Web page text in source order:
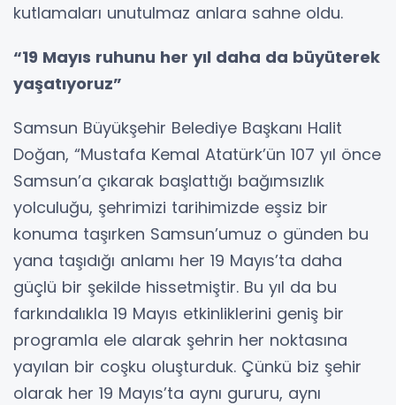
kutlamaları unutulmaz anlara sahne oldu.
“19 Mayıs ruhunu her yıl daha da büyüterek
yaşatıyoruz”
Samsun Büyükşehir Belediye Başkanı Halit
Doğan, “Mustafa Kemal Atatürk’ün 107 yıl önce
Samsun’a çıkarak başlattığı bağımsızlık
yolculuğu, şehrimizi tarihimizde eşsiz bir
konuma taşırken Samsun’umuz o günden bu
yana taşıdığı anlamı her 19 Mayıs’ta daha
güçlü bir şekilde hissetmiştir. Bu yıl da bu
farkındalıkla 19 Mayıs etkinliklerini geniş bir
programla ele alarak şehrin her noktasına
yayılan bir coşku oluşturduk. Çünkü biz şehir
olarak her 19 Mayıs’ta aynı gururu, aynı